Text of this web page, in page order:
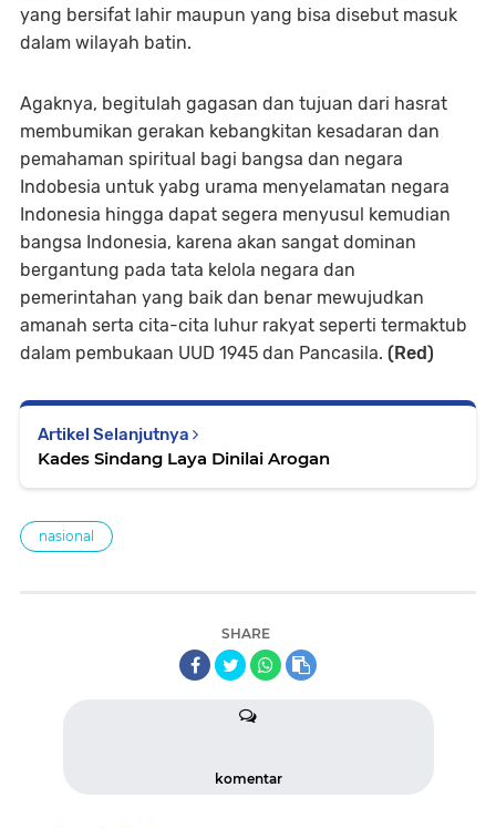
yang bersifat lahir maupun yang bisa disebut masuk
dalam wilayah batin.
Agaknya, begitulah gagasan dan tujuan dari hasrat
membumikan gerakan kebangkitan kesadaran dan
pemahaman spiritual bagi bangsa dan negara
Indobesia untuk yabg urama menyelamatan negara
Indonesia hingga dapat segera menyusul kemudian
bangsa Indonesia, karena akan sangat dominan
bergantung pada tata kelola negara dan
pemerintahan yang baik dan benar mewujudkan
amanah serta cita-cita luhur rakyat seperti termaktub
dalam pembukaan UUD 1945 dan Pancasila. (Red)
Artikel Selanjutnya
Kades Sindang Laya Dinilai Arogan
nasional
SHARE
komentar